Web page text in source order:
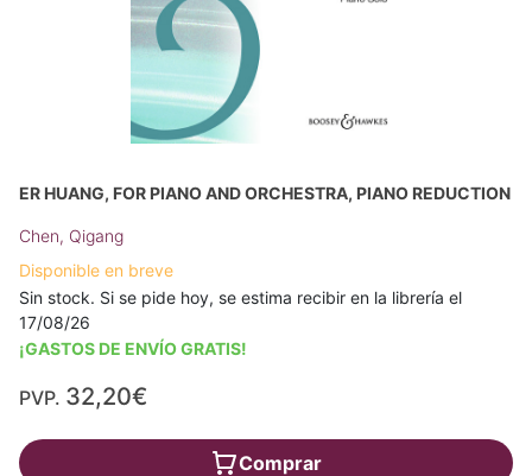
ER HUANG, FOR PIANO AND ORCHESTRA, PIANO REDUCTION
Chen, Qigang
Disponible en breve
Sin stock. Si se pide hoy, se estima recibir en la librería el
17/08/26
¡GASTOS DE ENVÍO GRATIS!
PVP. 32,20€
Comprar